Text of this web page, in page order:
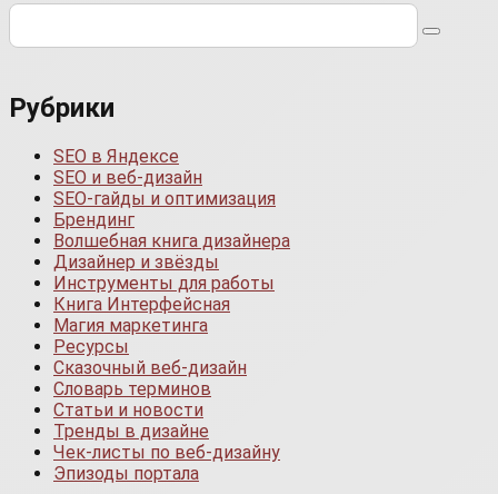
Поиск:
Рубрики
SEO в Яндексе
SEO и веб-дизайн
SEO-гайды и оптимизация
Брендинг
Волшебная книга дизайнера
Дизайнер и звёзды
Инструменты для работы
Книга Интерфейсная
Магия маркетинга
Ресурсы
Сказочный веб-дизайн
Словарь терминов
Статьи и новости
Тренды в дизайне
Чек-листы по веб-дизайну
Эпизоды портала